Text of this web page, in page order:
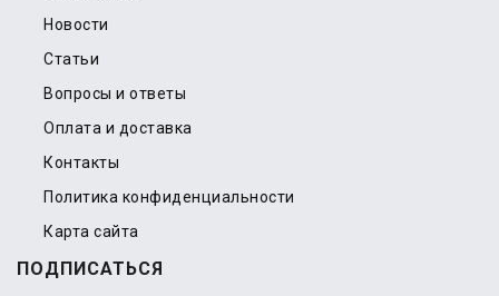
Новости
Статьи
Вопросы и ответы
Оплата и доставка
Контакты
Политика конфиденциальности
Карта сайта
ПОДПИСАТЬСЯ